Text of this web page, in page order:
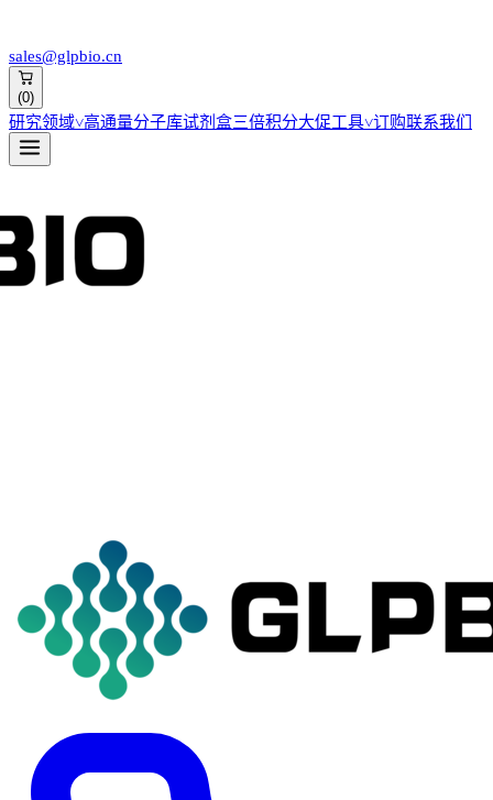
sales@glpbio.cn
(0)
研究领域˅高通量分子库试剂盒三倍积分大促工具˅订购联系我们